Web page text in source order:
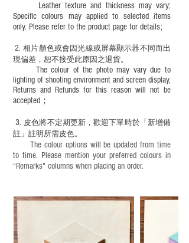
Leather texture and thickness may vary;
Specific colours may applied to selected items
only. Please refer to the product page for details;
​2.相片顏色或會因光線或屏幕顯示器不同而出
現偏差，恕不接受此原因之退貨。
The colour of the photo may vary due to
lighting of shooting environment and screen display,
Returns and Refunds for this reason will not be
accepted；
3. 皮色將不定期更新，歡迎下單時於「新增備
註」註明 所需皮色。
The colour options will be updated from time
to time. Please mention your preferred colours in
“Remarks" columns when placing an order.